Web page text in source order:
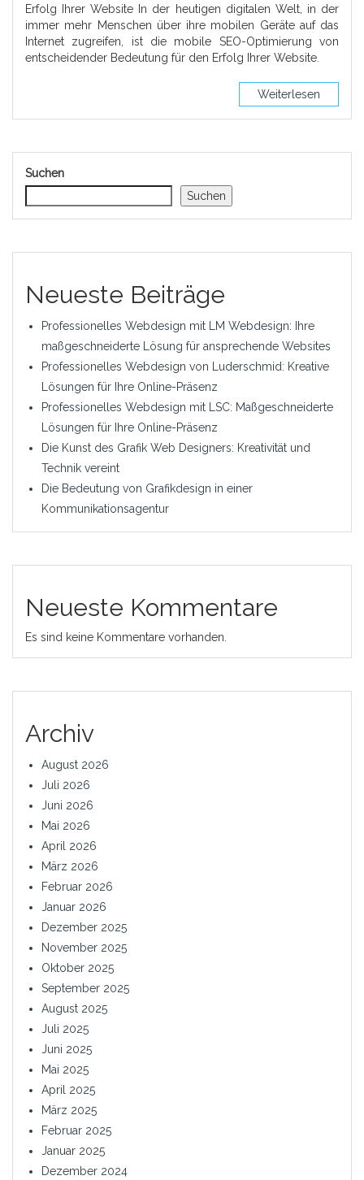
Erfolg Ihrer Website In der heutigen digitalen Welt, in der
immer mehr Menschen über ihre mobilen Geräte auf das
Internet zugreifen, ist die mobile SEO-Optimierung von
entscheidender Bedeutung für den Erfolg Ihrer Website.
Weiterlesen
Suchen
Suchen
Neueste Beiträge
Professionelles Webdesign mit LM Webdesign: Ihre
maßgeschneiderte Lösung für ansprechende Websites
Professionelles Webdesign von Luderschmid: Kreative
Lösungen für Ihre Online-Präsenz
Professionelles Webdesign mit LSC: Maßgeschneiderte
Lösungen für Ihre Online-Präsenz
Die Kunst des Grafik Web Designers: Kreativität und
Technik vereint
Die Bedeutung von Grafikdesign in einer
Kommunikationsagentur
Neueste Kommentare
Es sind keine Kommentare vorhanden.
Archiv
August 2026
Juli 2026
Juni 2026
Mai 2026
April 2026
März 2026
Februar 2026
Januar 2026
Dezember 2025
November 2025
Oktober 2025
September 2025
August 2025
Juli 2025
Juni 2025
Mai 2025
April 2025
März 2025
Februar 2025
Januar 2025
Dezember 2024